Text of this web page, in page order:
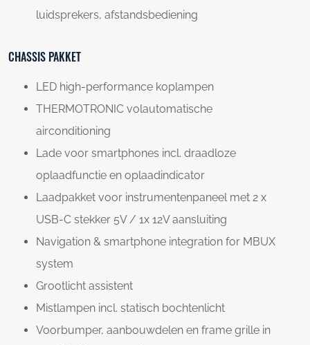
luidsprekers, afstandsbediening
CHASSIS PAKKET
LED high-performance koplampen
THERMOTRONIC volautomatische
airconditioning
Lade voor smartphones incl. draadloze
oplaadfunctie en oplaadindicator
Laadpakket voor instrumentenpaneel met 2 x
USB-C stekker 5V / 1x 12V aansluiting
Navigation & smartphone integration for MBUX
system
Grootlicht assistent
Mistlampen incl. statisch bochtenlicht
Voorbumper, aanbouwdelen en frame grille in